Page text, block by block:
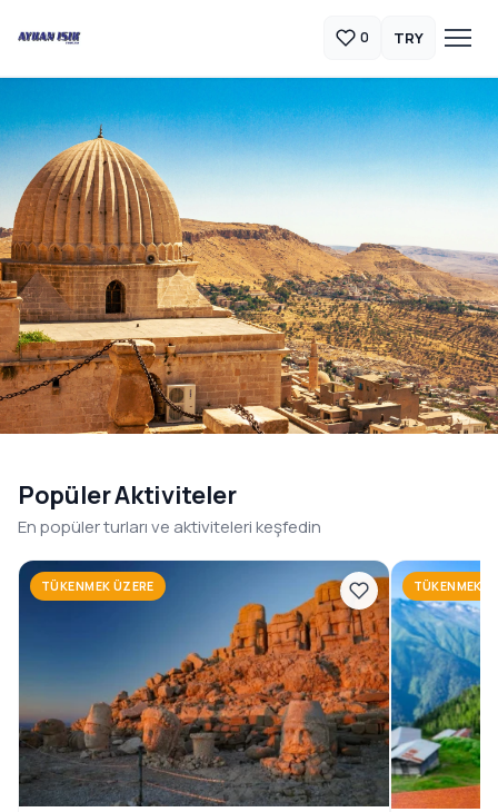
0 TRY
1996’dan beri, Güneydoğu Anadolu’nun en özel rotalarını
konforlu ve planlı tur programlarıyla sizlerle
buluşturuyoruz.
Rezervasyon ve Bilgi
Popüler Aktiviteler
En popüler turları ve aktiviteleri keşfedin
TÜKENMEK ÜZERE TÜKENMEK